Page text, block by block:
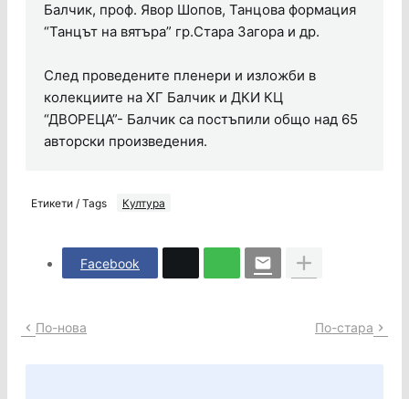
Балчик, проф. Явор Шопов, Танцова формация
“Танцът на вятъра” гр.Стара Загора и др.
След проведените пленери и изложби в
колекциите на ХГ Балчик и ДКИ КЦ
“ДВОРЕЦА”- Балчик са постъпили общо над 65
авторски произведения.
Етикети / Tags Култура
Facebook
По-нова По-стара